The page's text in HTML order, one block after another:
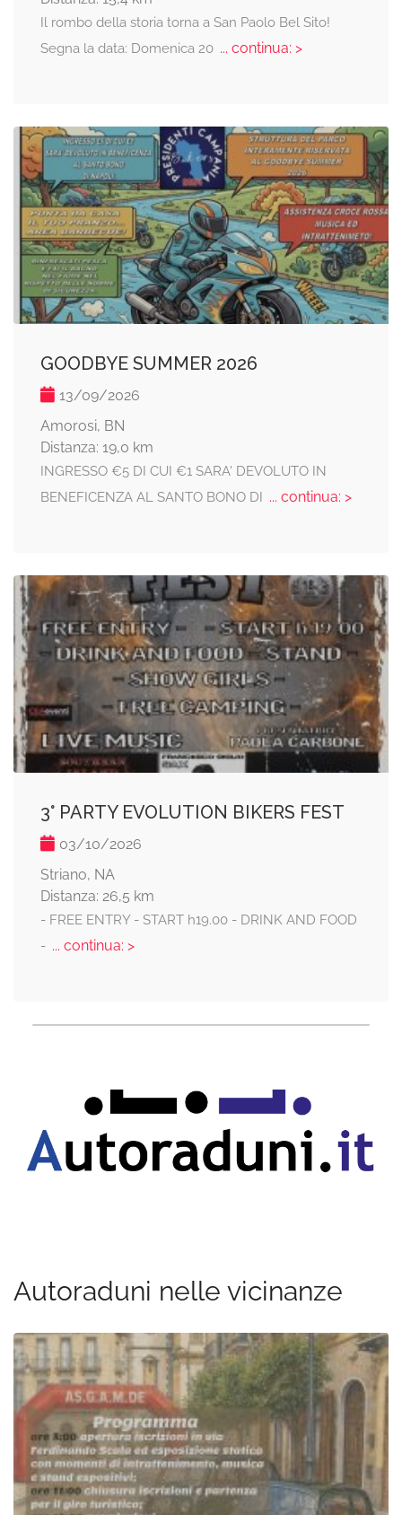
Il rombo della storia torna a San Paolo Bel Sito!
Segna la data: Domenica 20... continua: >
GOODBYE SUMMER 2026
13/09/2026
Amorosi, BN
Distanza: 19,0 km
INGRESSO €5 DI CUI €1 SARA' DEVOLUTO IN
BENEFICENZA AL SANTO BONO DI ... continua: >
3° PARTY EVOLUTION BIKERS FEST
03/10/2026
Striano, NA
Distanza: 26,5 km
- FREE ENTRY - START h19.00 - DRINK AND FOOD
-... continua: >
Autoraduni nelle vicinanze